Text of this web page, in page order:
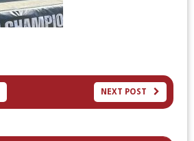
NEXT POST